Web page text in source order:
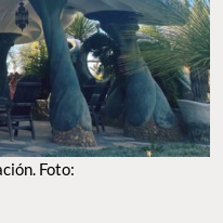
Foto: